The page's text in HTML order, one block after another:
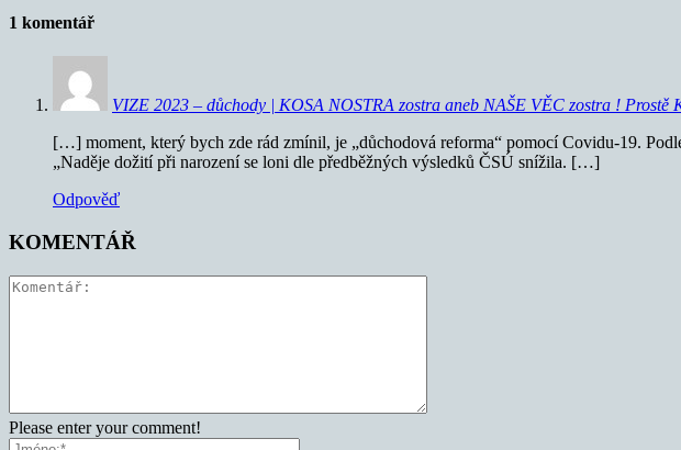
1 komentář
VIZE 2023 – důchody | KOSA NOSTRA zostra aneb NAŠE VĚC zostra ! Prostě
[…] moment, který bych zde rád zmínil, je „důchodová reforma“ pomocí Covidu-19.
„Naděje dožití při narození se loni dle předběžných výsledků ČSÚ snížila. […]
Odpověď
KOMENTÁŘ
Please enter your comment!